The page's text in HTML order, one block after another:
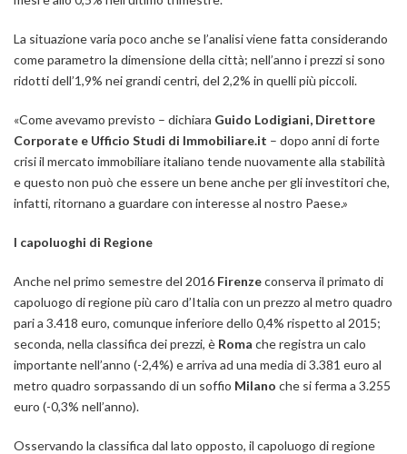
La situazione varia poco anche se l’analisi viene fatta considerando
come parametro la dimensione della città; nell’anno i prezzi si sono
ridotti dell’1,9% nei grandi centri, del 2,2% in quelli più piccoli.
«Come avevamo previsto – dichiara Guido Lodigiani, Direttore
Corporate e Ufficio Studi di Immobiliare.it – dopo anni di forte
crisi il mercato immobiliare italiano tende nuovamente alla stabilità
e questo non può che essere un bene anche per gli investitori che,
infatti, ritornano a guardare con interesse al nostro Paese.»
I capoluoghi di Regione
Anche nel primo semestre del 2016 Firenzeconserva il primato di
capoluogo di regione più caro d’Italia con un prezzo al metro quadro
pari a 3.418 euro, comunque inferiore dello 0,4% rispetto al 2015;
seconda, nella classifica dei prezzi, è Roma che registra un calo
importante nell’anno (-2,4%) e arriva ad una media di 3.381 euro al
metro quadro sorpassando di un soffio Milano che si ferma a 3.255
euro (-0,3% nell’anno).
Osservando la classifica dal lato opposto, il capoluogo di regione